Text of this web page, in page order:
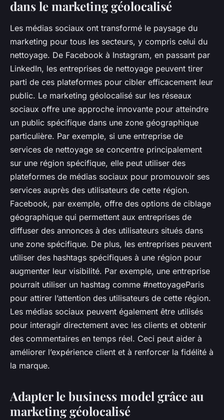
dans le marketing géolocalisé
Les médias sociaux ont transformé le paysage du
marketing pour tous les secteurs, y compris celui du
nettoyage. De Facebook à Instagram, en passant par
LinkedIn, les entreprises de nettoyage peuvent tirer
parti de ces plateformes pour cibler efficacement leur
public. Le marketing géolocalisé sur les réseaux
sociaux offre une approche innovante pour atteindre
un public spécifique dans une zone géographique
particulière. Par exemple, si une entreprise de
services de nettoyage se concentre principalement
sur une région spécifique, elle peut utiliser des
plateformes de médias sociaux pour promouvoir ses
services auprès des utilisateurs de cette région.
Facebook, par exemple, offre des options de ciblage
géographique qui permettent aux entreprises de
diffuser des annonces à des utilisateurs situés dans
une zone spécifique. De plus, les entreprises peuvent
utiliser des hashtags spécifiques à une région pour
augmenter leur visibilité. Par exemple, une entreprise
pourrait utiliser un hashtag comme #nettoyageParis
pour attirer l’attention des utilisateurs de cette région.
Les médias sociaux peuvent également être utilisés
pour interagir directement avec les clients et obtenir
des commentaires en temps réel. Ceci peut aider à
améliorer l’expérience client et à renforcer la fidélité à
la marque.
Adapter le business model grâce au
marketing géolocalisé